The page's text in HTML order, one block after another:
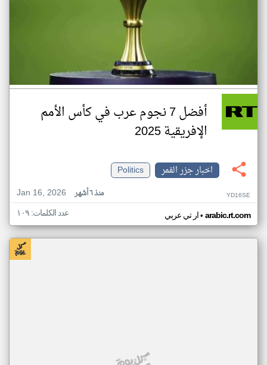
أفضل 7 نجوم عرب في كأس الأمم
الإفريقية 2025
اخبار جزر القمر
Politics
Jan 16, 2026
منذ ٦ أشهر YD16SE
ار تي عربي• arabic.rt.com عدد الكلمات: ١٠٩